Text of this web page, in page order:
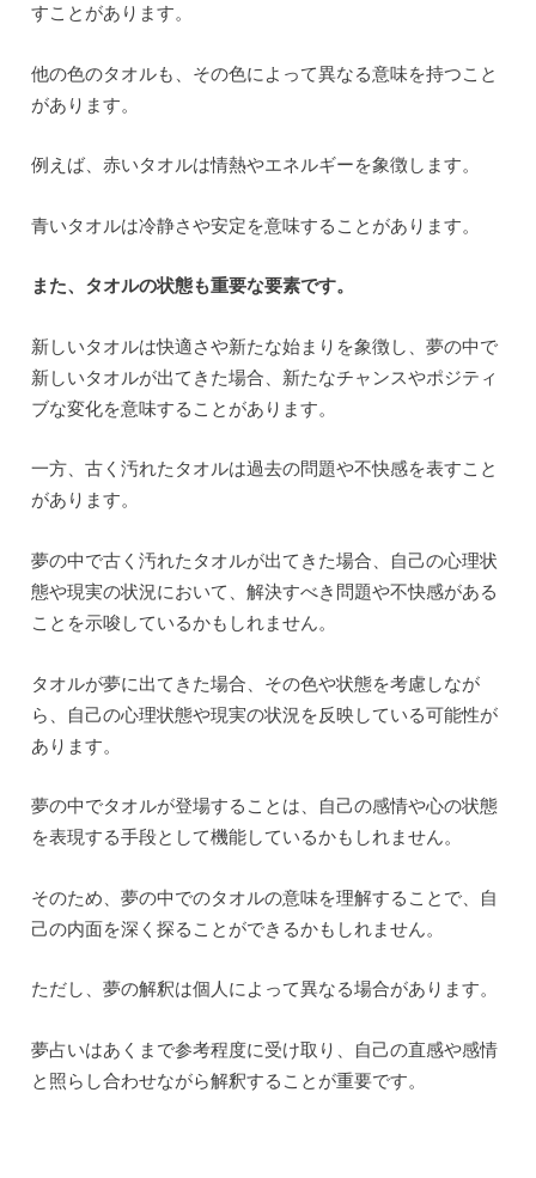
すことがあります。
他の色のタオルも、その色によって異なる意味を持つこと
があります。
例えば、赤いタオルは情熱やエネルギーを象徴します。
青いタオルは冷静さや安定を意味することがあります。
また、タオルの状態も重要な要素です。
新しいタオルは快適さや新たな始まりを象徴し、夢の中で
新しいタオルが出てきた場合、新たなチャンスやポジティ
ブな変化を意味することがあります。
一方、古く汚れたタオルは過去の問題や不快感を表すこと
があります。
夢の中で古く汚れたタオルが出てきた場合、自己の心理状
態や現実の状況において、解決すべき問題や不快感がある
ことを示唆しているかもしれません。
タオルが夢に出てきた場合、その色や状態を考慮しなが
ら、自己の心理状態や現実の状況を反映している可能性が
あります。
夢の中でタオルが登場することは、自己の感情や心の状態
を表現する手段として機能しているかもしれません。
そのため、夢の中でのタオルの意味を理解することで、自
己の内面を深く探ることができるかもしれません。
ただし、夢の解釈は個人によって異なる場合があります。
夢占いはあくまで参考程度に受け取り、自己の直感や感情
と照らし合わせながら解釈することが重要です。